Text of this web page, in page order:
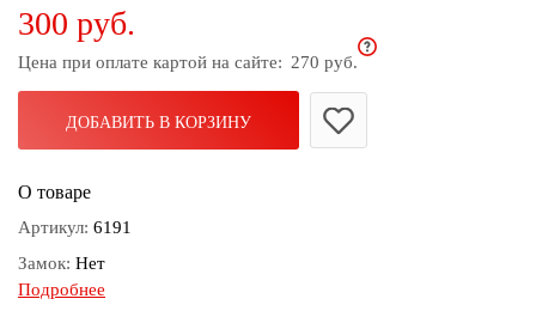
дома
Белье
и
колготки
для
пляжа
Новинки
300 руб.
Цена при оплате картой на сайте: 270 руб.
ДОБАВИТЬ В КОРЗИНУ
О товаре
Артикул: 6191
Замок: Нет
Диаметр:8см
Подробнее